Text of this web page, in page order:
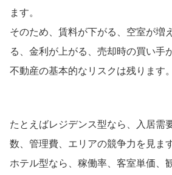
ます。
そのため、賃料が下がる、空室が増
る、金利が上がる、売却時の買い手
不動産の基本的なリスクは残ります。
たとえばレジデンス型なら、入居需
数、管理費、エリアの競争力を見ます
ホテル型なら、稼働率、客室単価、